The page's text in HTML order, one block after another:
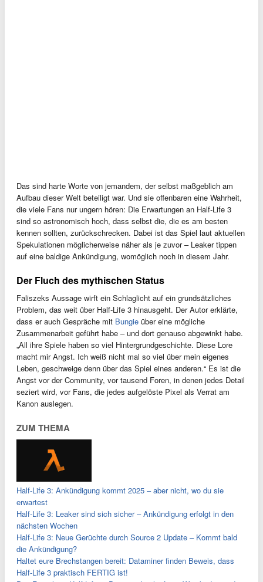
Das sind harte Worte von jemandem, der selbst maßgeblich am
Aufbau dieser Welt beteiligt war. Und sie offenbaren eine Wahrheit,
die viele Fans nur ungern hören: Die Erwartungen an Half-Life 3
sind so astronomisch hoch, dass selbst die, die es am besten
kennen sollten, zurückschrecken. Dabei ist das Spiel laut aktuellen
Spekulationen möglicherweise näher als je zuvor – Leaker tippen
auf eine baldige Ankündigung, womöglich noch in diesem Jahr.
Der Fluch des mythischen Status
Faliszeks Aussage wirft ein Schlaglicht auf ein grundsätzliches
Problem, das weit über Half-Life 3 hinausgeht. Der Autor erklärte,
dass er auch Gespräche mit Bungie über eine mögliche
Zusammenarbeit geführt habe – und dort genauso abgewinkt habe.
„All ihre Spiele haben so viel Hintergrundgeschichte. Diese Lore
macht mir Angst. Ich weiß nicht mal so viel über mein eigenes
Leben, geschweige denn über das Spiel eines anderen.“ Es ist die
Angst vor der Community, vor tausend Foren, in denen jedes Detail
seziert wird, vor Fans, die jedes aufgelöste Pixel als Verrat am
Kanon auslegen.
ZUM THEMA
Half-Life 3: Ankündigung kommt 2025 – aber nicht, wo du sie
erwartest
Half-Life 3: Leaker sind sich sicher – Ankündigung erfolgt in den
nächsten Wochen
Half-Life 3: Neue Gerüchte durch Source 2 Update – Kommt bald
die Ankündigung?
Haltet eure Brechstangen bereit: Dataminer finden Beweis, dass
Half-Life 3 praktisch FERTIG ist!